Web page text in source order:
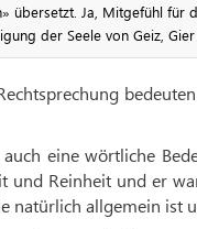
übersetzt. Ja, Mitgefühl
der Seele von Geiz,
eine wörtliche
und Reinheit und er
natürlich allgemein ist